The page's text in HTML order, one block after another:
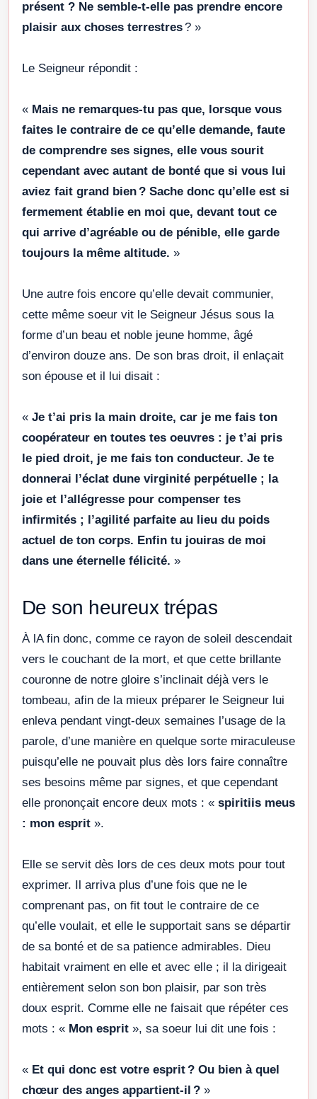
présent ? Ne semble-t-elle pas prendre encore
plaisir aux choses terrestres ? »
Le Seigneur répondit :
« Mais ne remarques-tu pas que, lorsque vous
faites le contraire de ce qu’elle demande, faute
de comprendre ses signes, elle vous sourit
cependant avec autant de bonté que si vous lui
aviez fait grand bien ? Sache donc qu’elle est si
fermement établie en moi que, devant tout ce
qui arrive d’agréable ou de pénible, elle garde
toujours la même altitude. »
Une autre fois encore qu’elle devait communier,
cette même soeur vit le Seigneur Jésus sous la
forme d’un beau et noble jeune homme, âgé
d’environ douze ans. De son bras droit, il enlaçait
son épouse et il lui disait :
« Je t’ai pris la main droite, car je me fais ton
coopérateur en toutes tes oeuvres : je t’ai pris
le pied droit, je me fais ton conducteur. Je te
donnerai l’éclat dune virginité perpétuelle ; la
joie et l’allégresse pour compenser tes
infirmités ; l’agilité parfaite au lieu du poids
actuel de ton corps. Enfin tu jouiras de moi
dans une éternelle félicité. »
De son heureux trépas
À lA fin donc, comme ce rayon de soleil descendait
vers le couchant de la mort, et que cette brillante
couronne de notre gloire s’inclinait déjà vers le
tombeau, afin de la mieux préparer le Seigneur lui
enleva pendant vingt-deux semaines l’usage de la
parole, d’une manière en quelque sorte miraculeuse
puisqu’elle ne pouvait plus dès lors faire connaître
ses besoins même par signes, et que cependant
elle prononçait encore deux mots : « spiritiis meus
: mon esprit ».
Elle se servit dès lors de ces deux mots pour tout
exprimer. Il arriva plus d’une fois que ne le
comprenant pas, on fit tout le contraire de ce
qu’elle voulait, et elle le supportait sans se départir
de sa bonté et de sa patience admirables. Dieu
habitait vraiment en elle et avec elle ; il la dirigeait
entièrement selon son bon plaisir, par son très
doux esprit. Comme elle ne faisait que répéter ces
mots : « Mon esprit », sa soeur lui dit une fois :
« Et qui donc est votre esprit ? Ou bien à quel
chœur des anges appartient-il ? »